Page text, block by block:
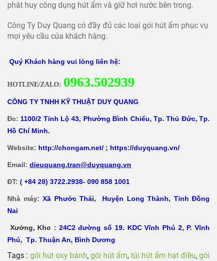
phát huy công dụng hút ẩm và giữ hơi nước bên trong.
Công Ty Duy Quang có đầy đủ các loại gói hút ẩm phục vụ
mọi yêu cầu của khách hàng.
Quý Khách hàng vui lòng liên hệ:
HOTLINE/ZALO: 0963.502939
CÔNG TY TNHH KỸ THUẬT DUY QUANG
Đc: 1100/2 Tỉnh Lộ 43, Phường Bình Chiểu, Tp. Thủ Đức, Tp.
Hồ Chí Minh.
Website: http://chongam.net/ ; https://duyquang.vn/
Email: dieuquang.tran@duyquang.vn
ĐT: ( +84 28) 3722.2938- 090 858 1001
Nhà máy: Xã Phước Thái, Huyện Long Thành, Tỉnh Đồng
Nai
Xưởng, Kho : 24C2 đường số 19. KDC Vĩnh Phú 2, P. Vĩnh
Phú, Tp. Thuận An, Bình Dương
Tags : gói hút oxy bánh, gói hút ẩm, túi hút ẩm hạt điều, gói